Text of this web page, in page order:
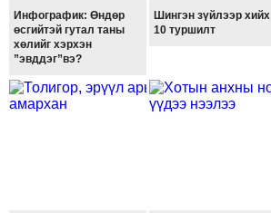
ЭРГЭН
ТОЙРОНД
"ОУВС"-
ИЙН
ЭРГЭН
Инфографик: Өндөр
өсгийтэй гутал таны
хөлийг хэрхэн
”эвддэг”вэ?
Шингэн зүйлээр хийх
10 туршилт